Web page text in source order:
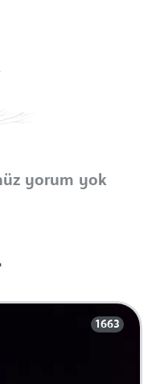
yorum yok
1663